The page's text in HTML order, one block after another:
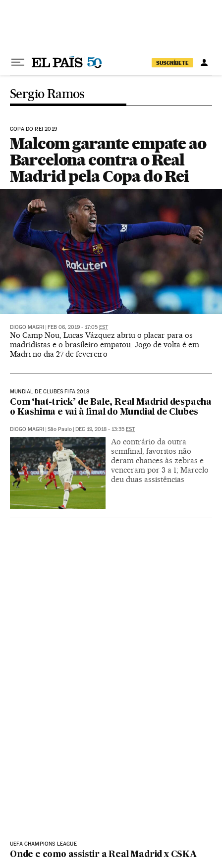
SUSCRÍBETE
Sergio Ramos
COPA DO REI 2019
Malcom garante empate ao
Barcelona contra o Real
Madrid pela Copa do Rei
DIOGO MAGRI FEB 06, 2019 - 17:05 EST
No Camp Nou, Lucas Vázquez abriu o placar para os
madridistas e o brasileiro empatou. Jogo de volta é em
Madri no dia 27 de fevereiro
MUNDIAL DE CLUBES FIFA 2018
Com ‘hat-trick’ de Bale, Real Madrid despacha
o Kashima e vai à final do Mundial de Clubes
DIOGO MAGRI São Paulo DEC 19, 2018 - 13:35 EST
Ao contrário da outra
semifinal, favoritos não
deram chances às zebras e
venceram por 3 a 1; Marcelo
deu duas assistências
UEFA CHAMPIONS LEAGUE
Onde e como assistir a Real Madrid x CSKA